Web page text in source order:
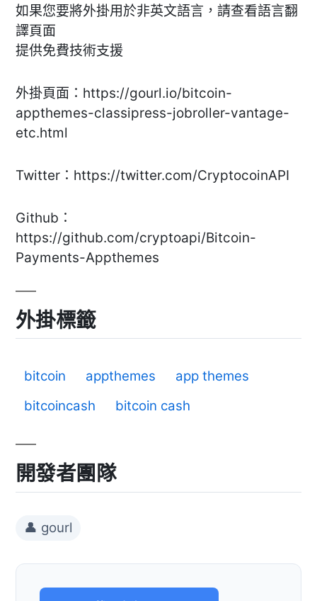
如果您要將外掛用於非英文語言，請查看語言翻
譯頁面
提供免費技術支援
外掛頁面：https://gourl.io/bitcoin-
appthemes-classipress-jobroller-vantage-
etc.html
Twitter：https://twitter.com/CryptocoinAPI
Github：
https://github.com/cryptoapi/Bitcoin-
Payments-Appthemes
外掛標籤
bitcoin appthemes
app themes
bitcoincash
bitcoin cash
開發者團隊
👤 gourl